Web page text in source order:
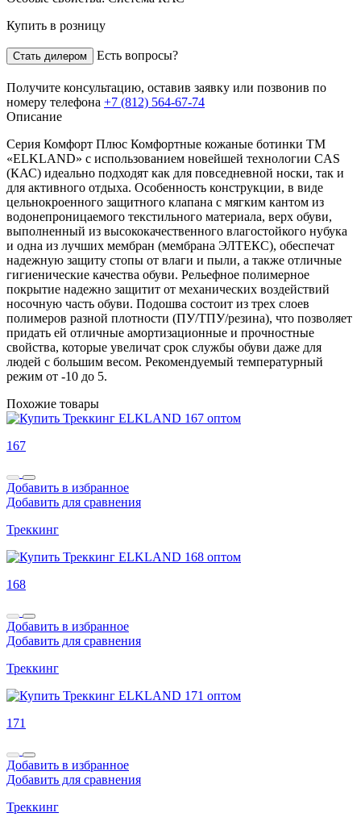
Купить в розницу
Стать дилером Есть вопросы?
Получите консультацию, оставив заявку или позвонив по
номеру телефона +7 (812) 564-67-74
Описание
Cерия Комфорт Плюс Комфортные кожаные ботинки ТМ
«ELKLAND» с использованием новейшей технологии CAS
(КАС) идеально подходят как для повседневной носки, так и
для активного отдыха. Особенность конструкции, в виде
цельнокроенного защитного клапана с мягким кантом из
водонепроницаемого текстильного материала, верх обуви,
выполненный из высококачественного влагостойкого нубука
и одна из лучших мембран (мембрана ЭЛТЕКС), обеспечат
надежную защиту стопы от влаги и пыли, а также отличные
гигиенические качества обуви. Рельефное полимерное
покрытие надежно защитит от механических воздействий
носочную часть обуви. Подошва состоит из трех слоев
полимеров разной плотности (ПУ/ТПУ/резина), что позволяет
придать ей отличные амортизационные и прочностные
свойства, которые увеличат срок службы обуви даже для
людей с большим весом. Рекомендуемый температурный
режим от -10 до 5.
Похожие товары
167
Добавить в избранное
Добавить для сравнения
Треккинг
168
Добавить в избранное
Добавить для сравнения
Треккинг
171
Добавить в избранное
Добавить для сравнения
Треккинг